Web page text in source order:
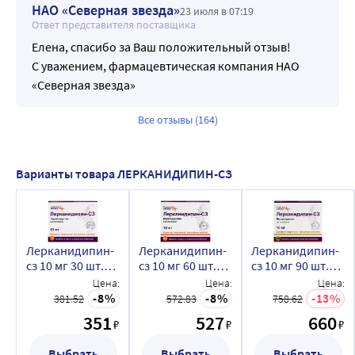
НАО «Северная звезда»23 июля в 07:19
Ответ представителя поставщика
Елена, спасибо за Ваш положительный отзыв!
С уважением, фармацевтическая компания НАО
«Северная звезда»
Все отзывы (164)
Варианты товара ЛЕРКАНИДИПИН-СЗ
Лерканидипин-
сз 10 мг 30 шт.
покрытые
оболочкой
Цена:
381.52
8
351₽
Лерканидипин-
сз 10 мг 60 шт.
покрытые
оболочкой
Цена:
572.83
8
527₽
Лерканидипин-
сз 10 мг 90 шт.
покрытые
пленочной
оболочкой
Цена:
758.62
13
660₽